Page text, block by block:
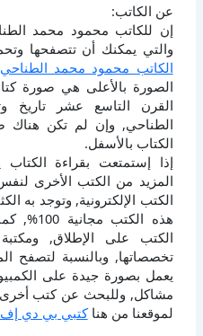
عن الكاتب:
إن للكاتب محمود محمد
والتي يمكنك أن تتصفحها
الكاتب محمود محمد الطناحي
الصورة بالأعلى هي صورة
القرن التاسع عشر تاريخ
الطناحي, وإن لم تكن
الكتاب بالأسفل.
إذا إستمتعت بقراءة
المزيد من الكتب الأخرى
الكتب الإلكترونية, وتوجد به
هذه
الكتب على الإطلاق,
يعمل بصورة جيدة على
مشاكل, وللبحث عن كتب أخرى
لموقعنا من هناكتبي بي دي إف